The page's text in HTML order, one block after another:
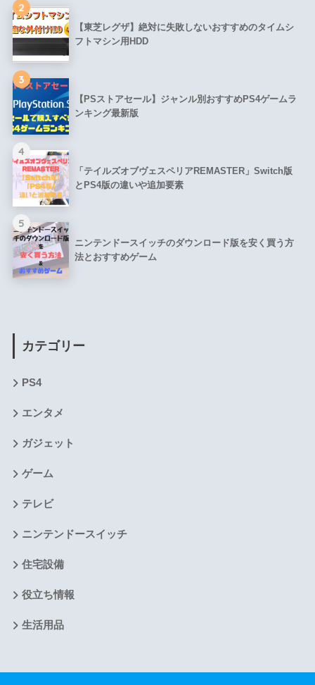
2
【東芝レグザ】絶対に失敗しないおすすめのタイムシ
フトマシン用HDD
3
【PSストアセール】ジャンル別おすすめPS4ゲームラ
ンキング最新版
4
「テイルズオブヴェスペリアREMASTER」Switch版
とPS4版の違いや追加要素
5
ニンテンドースイッチのダウンロード版を安く買う方
法とおすすめゲーム
カテゴリー
PS4
エンタメ
ガジェット
ゲーム
テレビ
ニンテンドースイッチ
住宅設備
役立ち情報
生活用品